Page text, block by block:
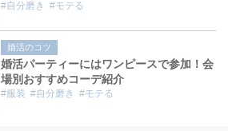
#自分磨き #モテる
婚活のコツ
婚活パーティーにはワンピースで参加！会
場別おすすめコーデ紹介
#服装 #自分磨き #モテる